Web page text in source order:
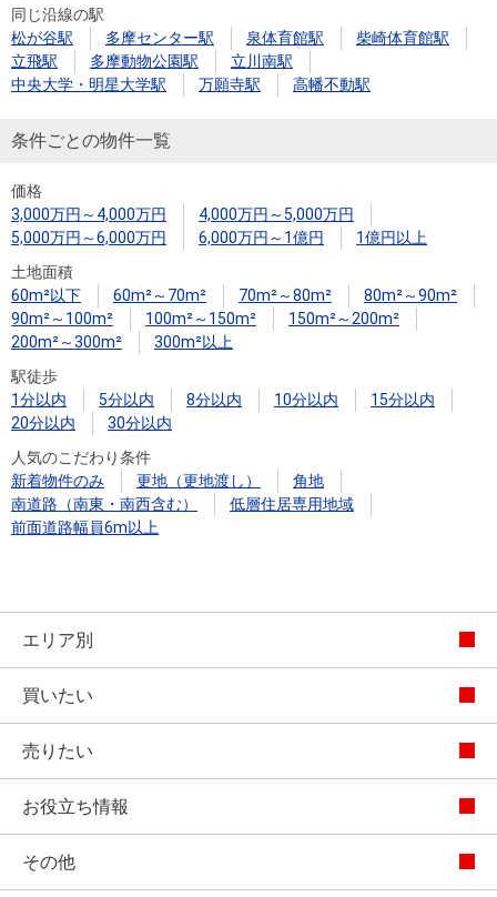
同じ沿線の駅
松が谷駅
多摩センター駅 泉体育館駅
柴崎体育館駅
立飛駅
多摩動物公園駅
立川南駅
中央大学・明星大学駅
万願寺駅 高幡不動駅
条件ごとの物件一覧
価格
3,000万円～4,000万円
4,000万円～5,000万円
5,000万円～6,000万円
6,000万円～1億円
1億円以上
土地面積
60m²以下
60m²～70m² 70m²～80m²
80m²～90m²
90m²～100m²
100m²～150m²
150m²～200m²
200m²～300m²
300m²以上
駅徒歩
1分以内
5分以内 8分以内 10分以内
15分以内
20分以内
30分以内
人気のこだわり条件
新着物件のみ
更地（更地渡し）
角地
南道路（南東・南西含む）
低層住居専用地域
前面道路幅員6m以上
エリア別
買いたい
売りたい
お役立ち情報
その他